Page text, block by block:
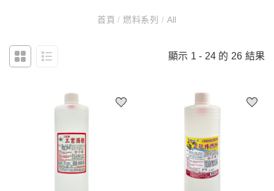
首頁/ 燃料系列 / All
顯示 1 - 24 的 26 結果